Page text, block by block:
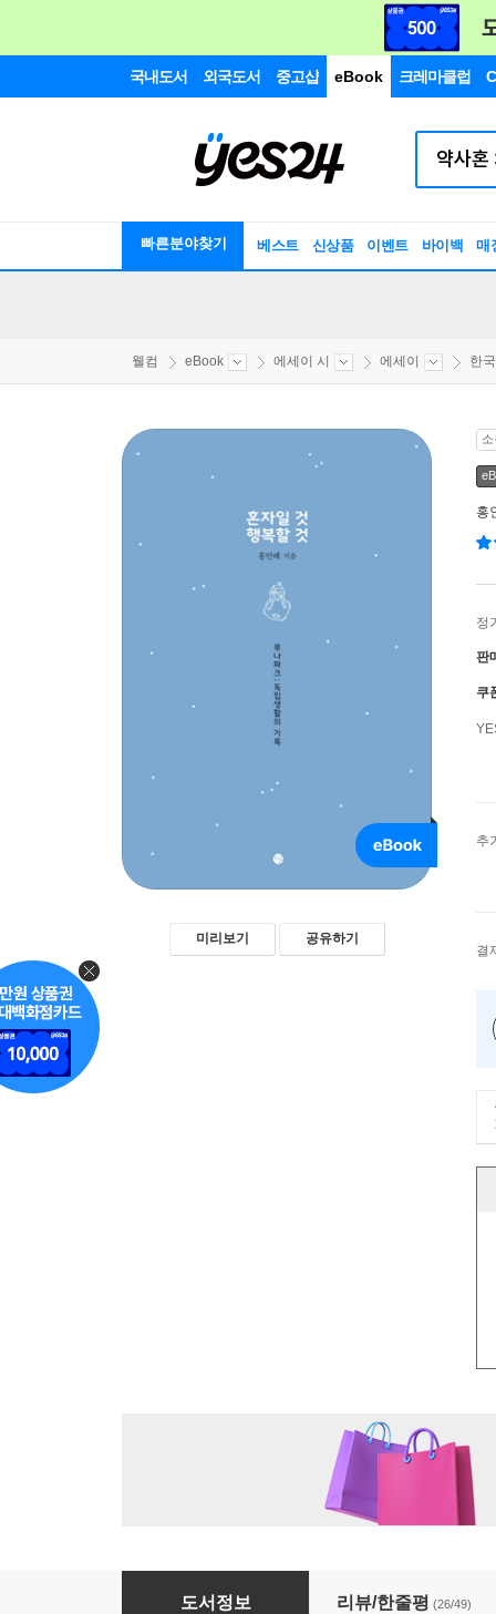
국내도서 외국도서 중고샵 eBook 크레마클럽
빠른분야찾기 베스트 신상품 이벤트 바이백 매
웰컴 eBook 에세이 시 에세이 한
미리보기 공유하기
홍
정
판
쿠
추
결
혼자일 것 행복할 것
도서정보 리뷰/한줄평 (26/49)